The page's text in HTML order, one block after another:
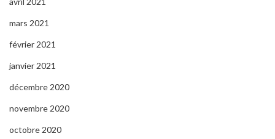
mars 2021
février 2021
janvier 2021
décembre 2020
novembre 2020
octobre 2020